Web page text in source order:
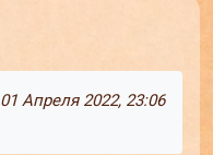
01 Апреля 2022, 23:06